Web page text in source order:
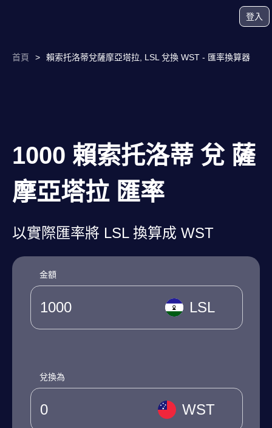
登入
首頁 > 賴索托洛蒂兌薩摩亞塔拉, LSL 兌換 WST - 匯率換算器
1000 賴索托洛蒂 兌 薩
摩亞塔拉 匯率
以實際匯率將 LSL 換算成 WST
金額
LSL
兌換為
WST